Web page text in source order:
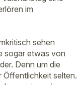
im
sehen
sogar etwas von
Denn um die
Öffentlichkeit selten.